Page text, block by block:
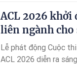
ACL 2026
liên ngành cho
Lễ phát động Cuộc
ACL 2026 diễn ra